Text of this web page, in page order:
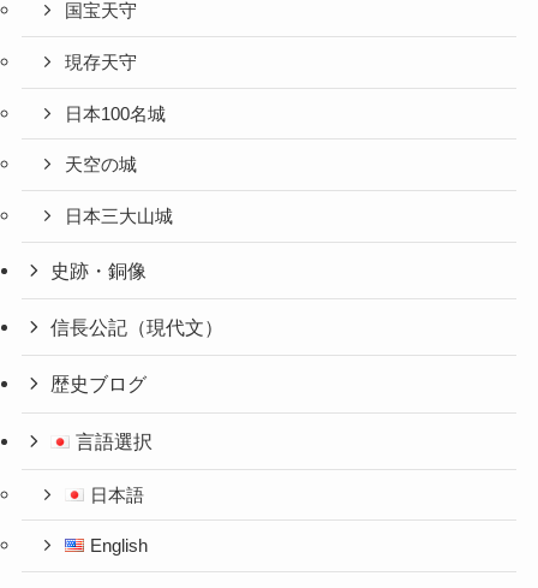
国宝天守
現存天守
日本100名城
天空の城
日本三大山城
史跡・銅像
信長公記（現代文）
歴史ブログ
言語選択
日本語
English